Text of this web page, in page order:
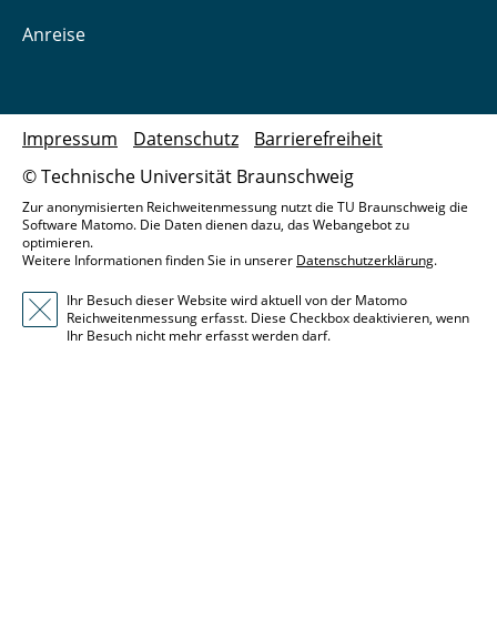
Anreise
© Technische Universität Braunschweig
Impressum Datenschutz Barrierefreiheit
Zur anonymisierten Reichweitenmessung nutzt die TU Braunschweig die
Software Matomo. Die Daten dienen dazu, das Webangebot zu
optimieren.
Weitere Informationen finden Sie in unserer Datenschutzerklärung.
Ihr Besuch dieser Website wird aktuell von der Matomo
Reichweitenmessung erfasst. Diese Checkbox deaktivieren, wenn
Ihr Besuch nicht mehr erfasst werden darf.